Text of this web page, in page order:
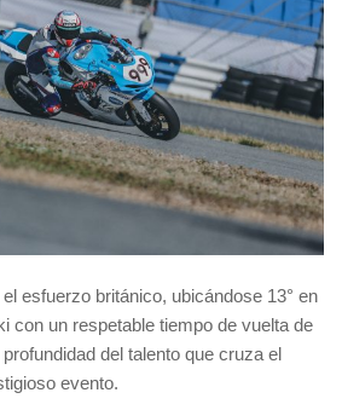
esfuerzo británico, ubicándose 13° en
con un respetable tiempo de vuelta de
del talento que cruza el
evento.